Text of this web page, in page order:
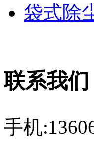
袋式除
联系我
手机